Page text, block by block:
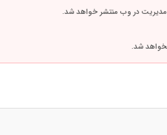
در وب منتشر خواهد شد.
نخواهد شد.